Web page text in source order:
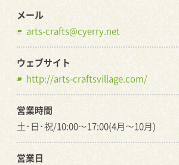
メール
arts-crafts@cyerry.net
ウェブサイト
http://arts-craftsvillage.com/
営業時間
土･日･祝/10:00～17:00(4月～10月)
営業日